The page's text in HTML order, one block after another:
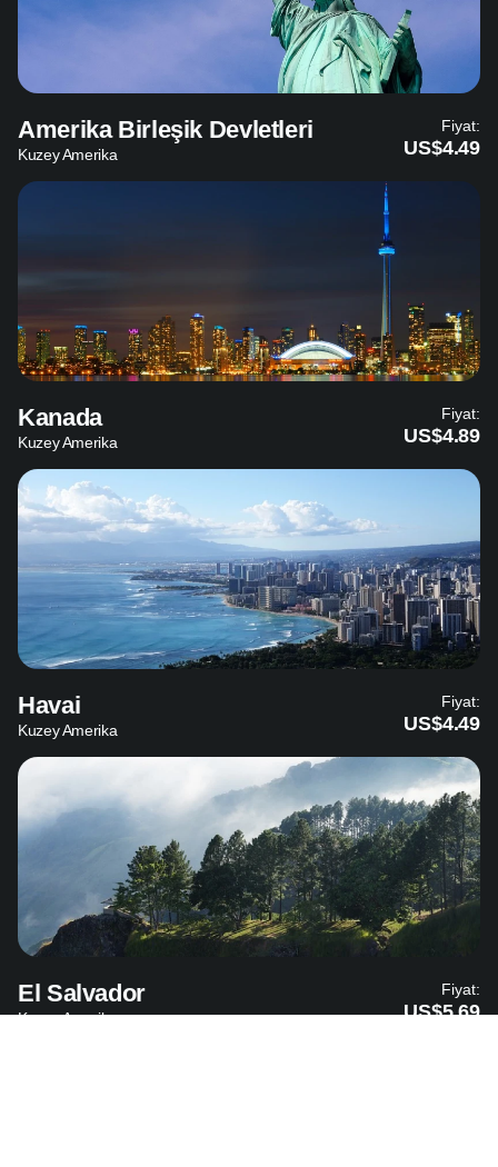
Amerika Birleşik Devletleri
Kuzey Amerika
Fiyat:
US$4.49
Kanada
Kuzey Amerika
Fiyat:
US$4.89
Havai
Kuzey Amerika
Fiyat:
US$4.49
El Salvador
Kuzey Amerika
Fiyat:
US$5.69